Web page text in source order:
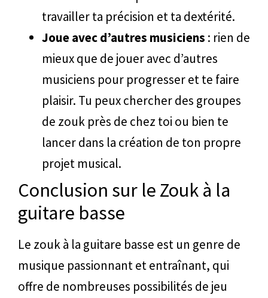
travailler ta précision et ta dextérité.
Joue avec d’autres musiciens : rien de
mieux que de jouer avec d’autres
musiciens pour progresser et te faire
plaisir. Tu peux chercher des groupes
de zouk près de chez toi ou bien te
lancer dans la création de ton propre
projet musical.
Conclusion sur le Zouk à la
guitare basse
Le zouk à la guitare basse est un genre de
musique passionnant et entraînant, qui
offre de nombreuses possibilités de jeu